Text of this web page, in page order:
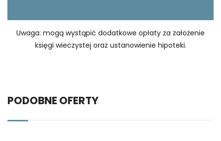
Uwaga: mogą wystąpić dodatkowe opłaty za założenie
księgi wieczystej oraz ustanowienie hipoteki.
PODOBNE OFERTY